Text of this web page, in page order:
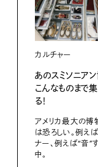
カルチャー
あのスミソニアン
こんなものまで
る！
アメリカ最大の
は恐ろしい。例え
ナー、例えば“音”
中。